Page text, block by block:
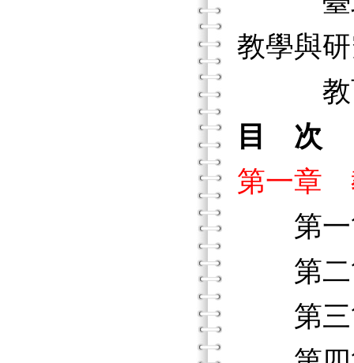
教學與
教育行
目 次
第一章
第一
第二
第三